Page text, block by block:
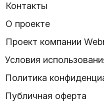
Контакты
О проекте
Проект компании
Условия
Политика
Публичная оферта